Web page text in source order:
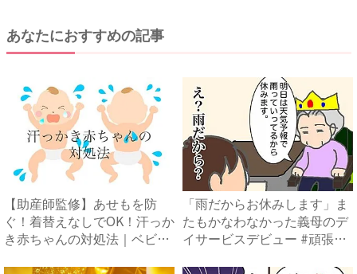
あなたにおすすめの記事
【助産師監修】あせもを防
ぐ！着替えなしでOK！汗っか
き赤ちゃんの対処法｜ベビー
「雨だからお休みします」ま
たもかなわなかった義母のデ
イサービスデビュー #頑張